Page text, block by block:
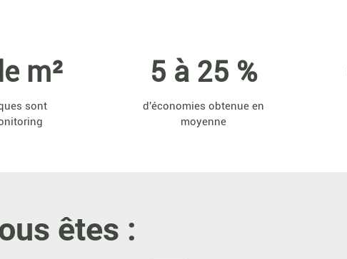
m²
sont
5 à 25 %
d'économies obtenue en
moyenne
êtes :